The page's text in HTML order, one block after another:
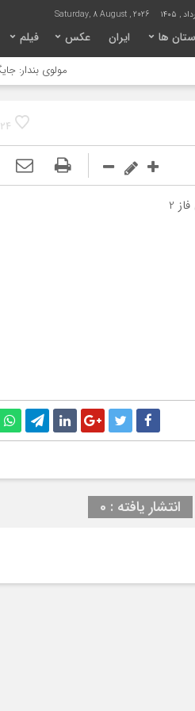
Saturday, 8 August , 2026
ها ایران عکس فیلم
مولوی بندار: جایگاه CNG در جاسک راه‌اندازی شود
24
2
انتشار یافته : 0